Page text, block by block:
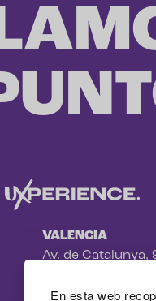
En esta web
VALENCIA
Av. de Catalunya,